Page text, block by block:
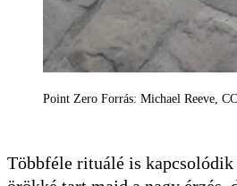
Point Zero Forrás: Michael Reeve,
Többféle rituálé is